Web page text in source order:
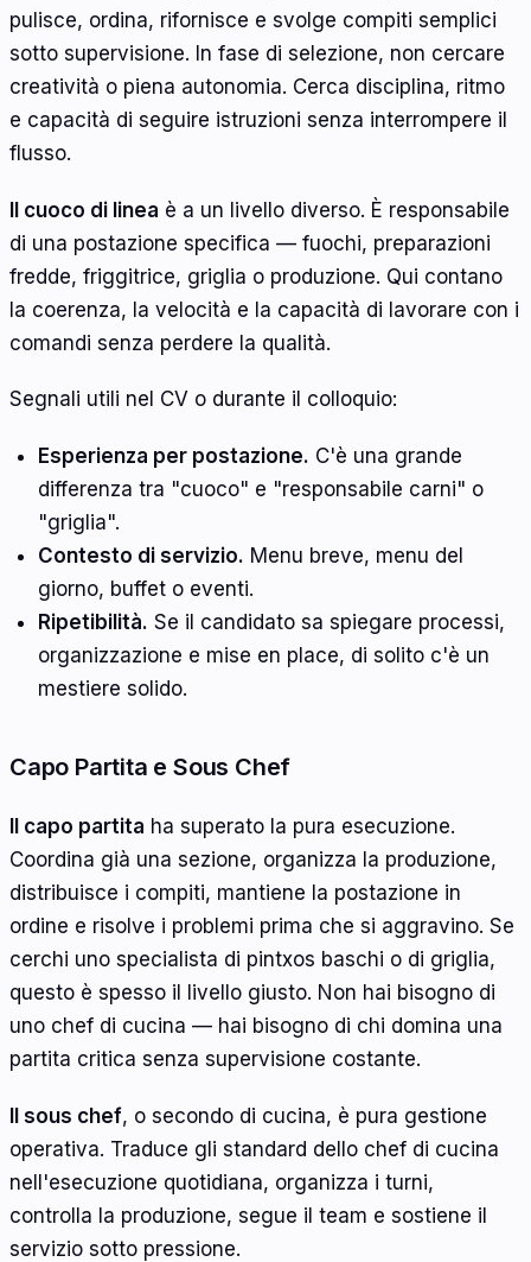
pulisce, ordina, rifornisce e svolge compiti semplici
sotto supervisione. In fase di selezione, non cercare
creatività o piena autonomia. Cerca disciplina, ritmo
e capacità di seguire istruzioni senza interrompere il
flusso.
Il cuoco di linea è a un livello diverso. È responsabile
di una postazione specifica — fuochi, preparazioni
fredde, friggitrice, griglia o produzione. Qui contano
la coerenza, la velocità e la capacità di lavorare con i
comandi senza perdere la qualità.
Segnali utili nel CV o durante il colloquio:
Esperienza per postazione. C'è una grande
differenza tra "cuoco" e "responsabile carni" o
"griglia".
Contesto di servizio. Menu breve, menu del
giorno, buffet o eventi.
Ripetibilità. Se il candidato sa spiegare processi,
organizzazione e mise en place, di solito c'è un
mestiere solido.
Capo Partita e Sous Chef
Il capo partita ha superato la pura esecuzione.
Coordina già una sezione, organizza la produzione,
distribuisce i compiti, mantiene la postazione in
ordine e risolve i problemi prima che si aggravino. Se
cerchi uno specialista di pintxos baschi o di griglia,
questo è spesso il livello giusto. Non hai bisogno di
uno chef di cucina — hai bisogno di chi domina una
partita critica senza supervisione costante.
Il sous chef, o secondo di cucina, è pura gestione
operativa. Traduce gli standard dello chef di cucina
nell'esecuzione quotidiana, organizza i turni,
controlla la produzione, segue il team e sostiene il
servizio sotto pressione.